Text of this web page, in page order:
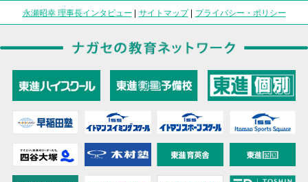
永瀬昭幸 理事長インタビュー | サイトマップ| プライバシー・ポリシー